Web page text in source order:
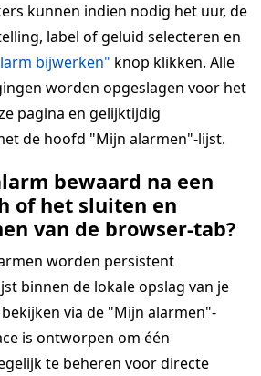
kunnen indien nodig het uur, de
label of geluid selecteren en
bijwerken" knop klikken. Alle
worden opgeslagen voor het
pagina en gelijktijdig
de hoofd "Mijn alarmen"-lijst.
bewaard na een
of het sluiten en
van de browser-tab?
worden persistent
binnen de lokale opslag van je
via de "Mijn alarmen"-
is ontworpen om één
te beheren voor directe